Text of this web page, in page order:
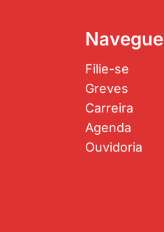
Navegue
Filie-se
Greves
Carreira
Agenda
Ouvidoria